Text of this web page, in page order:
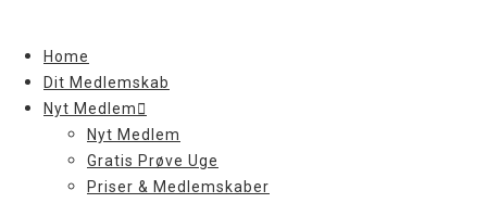
contentHome
Dit Medlemskab
Nyt Medlem
Nyt Medlem
Gratis Prøve Uge
Priser & Medlemskaber